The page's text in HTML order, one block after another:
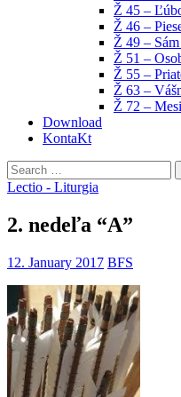
Ž 45 –
Ž 46 –
Ž 49 –
Ž 51 –
Ž 55 –
Ž 63 –
Ž 72 –
Download
KontaKt
Search
for:
Lectio - Liturgia
2. nedeľa “A”
12. January 2017 BFS